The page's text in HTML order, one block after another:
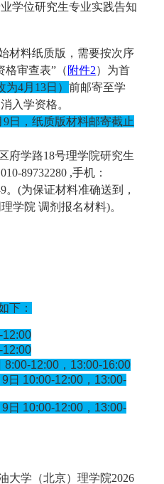
学位研究生专业实践告知
材料纸质版，需要按次序
格审查表”（ 附件2）为首
为4月13日）前邮寄至学
入学资格。
日，纸质版材料邮寄截止
府学路18号理学院研究生
89732280 ,手机：
。(为保证材料准确送到，
学院 调剂报名材料)。
下：
12:00，13:00-16:00
日 10:00-12:00，13:00-
日 10:00-12:00，13:00-
大学（北京）理学院2026